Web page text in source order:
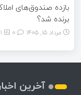
بازده صندوق‌های
برنده شد؟
مرداد ۱۵, ۱۴۰۵
آخرین